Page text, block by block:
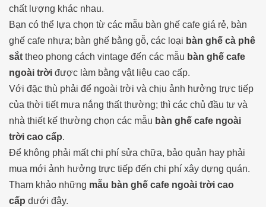
chất lượng khác nhau.
Bạn có thể lựa chọn từ các mẫu bàn ghế cafe giá rẻ, bàn
ghế cafe nhựa; bàn ghế bằng gỗ, các loại bàn ghế cà phê
sắt theo phong cách vintage đến các mẫu bàn ghế cafe
ngoài trời được làm bằng vật liệu cao cấp.
Với đặc thù phải để ngoài trời và chịu ảnh hưởng trực tiếp
của thời tiết mưa nắng thất thường; thì các chủ đầu tư và
nhà thiết kế thường chọn các mẫu bàn ghế cafe ngoài
trời cao cấp.
Để không phải mất chi phí sửa chữa, bảo quản hay phải
mua mới ảnh hưởng trực tiếp đến chi phí xây dựng quán.
Tham khảo những mẫu bàn ghế cafe ngoài trời cao
cấp dưới đây.